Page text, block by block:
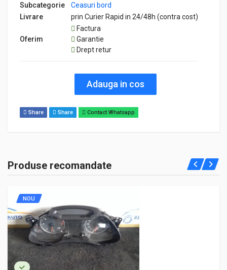
Subcategorie
Ceasuri bord
Livrare
prin Curier Rapid in 24/48h (contra cost)
Oferim
Factura
Garantie
Drept retur
Adauga in cos
Share Share Contact Whatsapp
Produse recomandate
NOU